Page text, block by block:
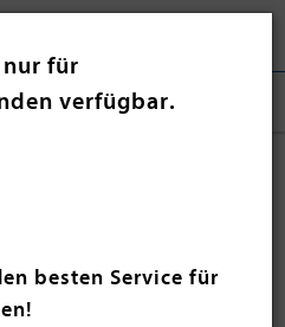
nur für
verfügbar.
besten Service für
die Lust auf Herzklopfen,
haben. Ob sanfte